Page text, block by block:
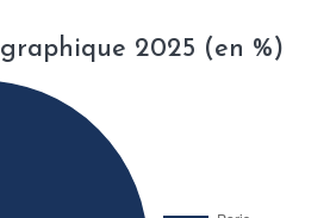
2025 (en %)